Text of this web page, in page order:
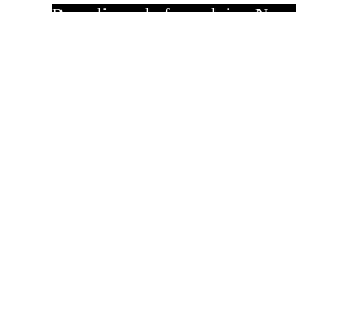
Remplissez le formulaire. Nous